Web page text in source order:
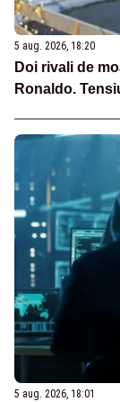
5 aug. 2026, 18:20
Doi rivali de
Ronaldo.
5 aug. 2026, 18:01